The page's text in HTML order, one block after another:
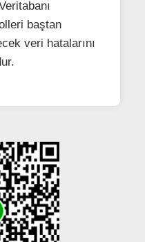
baştan
veri hatalarını